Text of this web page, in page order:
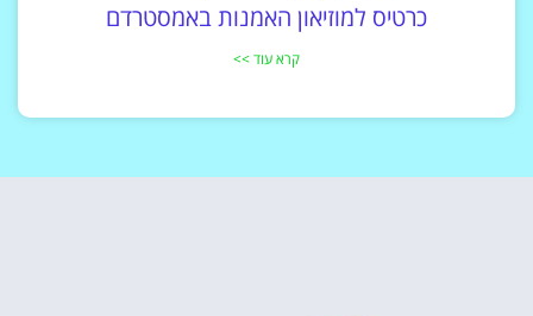
כרטיס למוזיאון האמנות באמסטרדם
קרא עוד >>